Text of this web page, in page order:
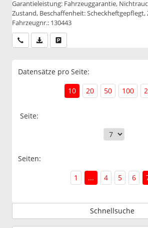
Garantieleistung: Fahrzeuggarantie,
Zustand, Beschaffenheit:
Fahrzeugnr.: 130443
Wir rufen Sie anPDF-Datei, Fahrzeugexposé drucken
Datensätze pro Seite:
10
20 50 100
Seite:
Seiten:
1
... 4 5 6
Schnellsuche